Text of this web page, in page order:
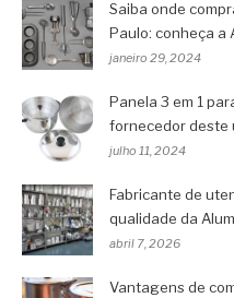
Saiba onde
Paulo: conheça a
janeiro 29, 2024
Panela 3 em 1
fornecedor deste
julho 11, 2024
Fabricante de
qualidade da
abril 7, 2026
Vantagens de